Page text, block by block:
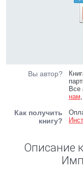
Вы автор?
Все
нам
Как получить
книгу?
Описание